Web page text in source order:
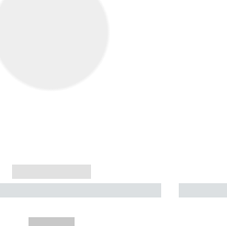
------------
----------- ----------